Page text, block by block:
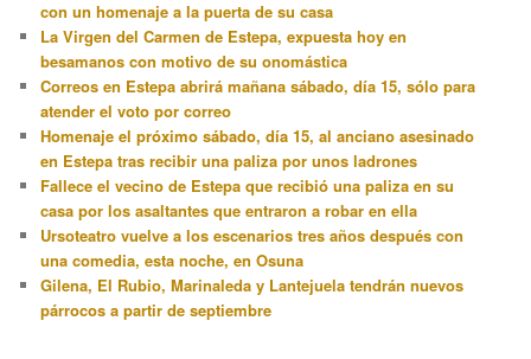
con un homenaje a la puerta de su casa
La Virgen del Carmen de Estepa, expuesta hoy en
besamanos con motivo de su onomástica
Correos en Estepa abrirá mañana sábado, día 15, sólo para
atender el voto por correo
Homenaje el próximo sábado, día 15, al anciano asesinado
en Estepa tras recibir una paliza por unos ladrones
Fallece el vecino de Estepa que recibió una paliza en su
casa por los asaltantes que entraron a robar en ella
Ursoteatro vuelve a los escenarios tres años después con
una comedia, esta noche, en Osuna
Gilena, El Rubio, Marinaleda y Lantejuela tendrán nuevos
párrocos a partir de septiembre